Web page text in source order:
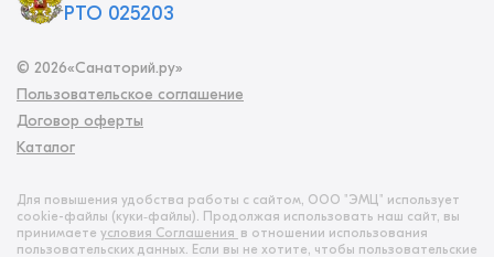
РТО 025203
© 2026«Санаторий.ру»
Пользовательское соглашение
Договор оферты
Каталог
Для повышения удобства работы с сайтом, ООО "ЭМЦ" использует
cookie-файлы (куки‑файлы). Продолжая использовать наш сайт, вы
принимаете условия Соглашения в отношении использования
пользовательских данных. Если вы не хотите, чтобы пользовательские